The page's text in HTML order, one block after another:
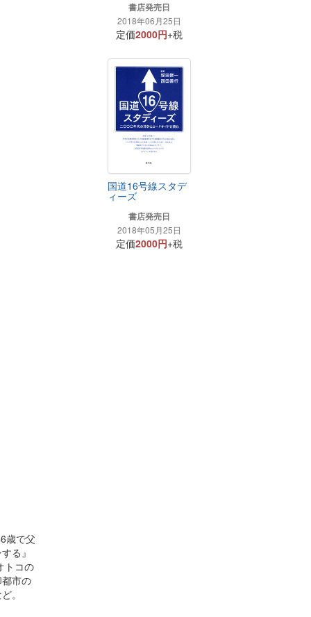
歳で父
る』
トコの
市の
。
書店発売日
2018年06月25日
定価2000円+税
国道16号線スタデ
ィーズ
書店発売日
2018年05月25日
定価2000円+税